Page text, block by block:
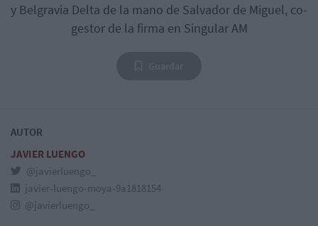
y Belgravia Delta de la mano de Salvador de Miguel, co-
gestor de la firma en Singular AM
AUTOR
JAVIER LUENGO
@javierluengo_
javier-luengo-moya-9a1818154
@javierluengo_